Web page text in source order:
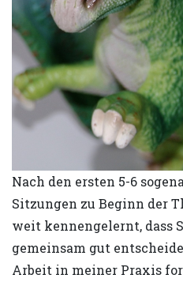
Nach den ersten 5-6
Sitzungen zu Beginn der
weit kennengelernt, dass
gemeinsam gut
Arbeit in meiner Praxis